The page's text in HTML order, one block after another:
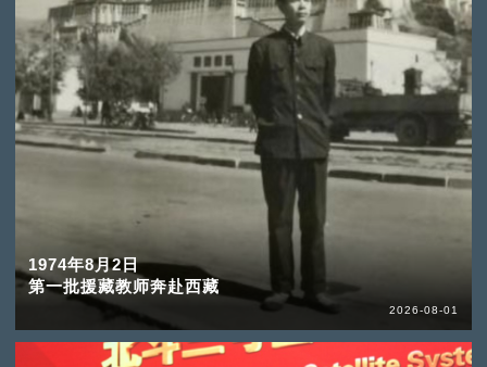
1974年8月2日
第一批援藏教师奔赴西藏
2026-08-01